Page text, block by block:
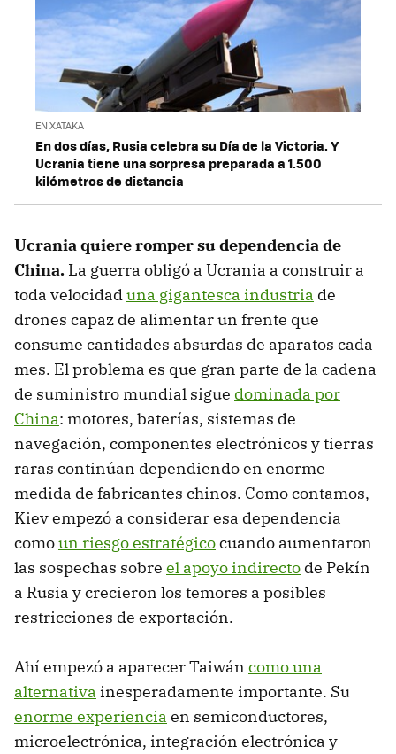
EN XATAKA
En dos días, Rusia celebra su Día de la Victoria. Y
Ucrania tiene una sorpresa preparada a 1.500
kilómetros de distancia
Ucrania quiere romper su dependencia de
China. La guerra obligó a Ucrania a construir a
toda velocidaduna gigantesca industria de
drones capaz de alimentar un frente que
consume cantidades absurdas de aparatos cada
mes. El problema es que gran parte de la cadena
de suministro mundial sigue dominada por
China: motores, baterías, sistemas de
navegación, componentes electrónicos y tierras
raras continúan dependiendo en enorme
medida de fabricantes chinos. Como contamos,
Kiev empezó a considerar esa dependencia
comoun riesgo estratégicocuando aumentaron
las sospechas sobre el apoyo indirecto de Pekín
a Rusia y crecieron los temores a posibles
restricciones de exportación.
Ahí empezó a aparecer Taiwán como una
alternativa inesperadamente importante. Su
enorme experiencia en semiconductores,
microelectrónica, integración electrónica y